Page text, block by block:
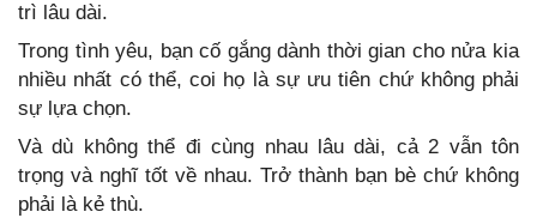
trì lâu dài.
Trong tình yêu, bạn cố gắng dành thời gian cho nửa kia
nhiều nhất có thể, coi họ là sự ưu tiên chứ không phải
sự lựa chọn.
Và dù không thể đi cùng nhau lâu dài, cả 2 vẫn tôn
trọng và nghĩ tốt về nhau. Trở thành bạn bè chứ không
phải là kẻ thù.